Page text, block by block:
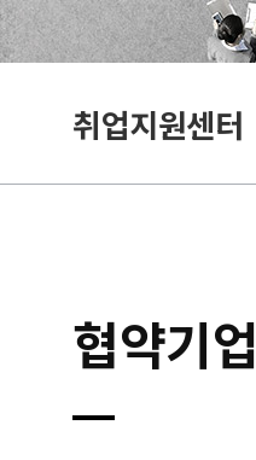
취업지원센터
협약기업